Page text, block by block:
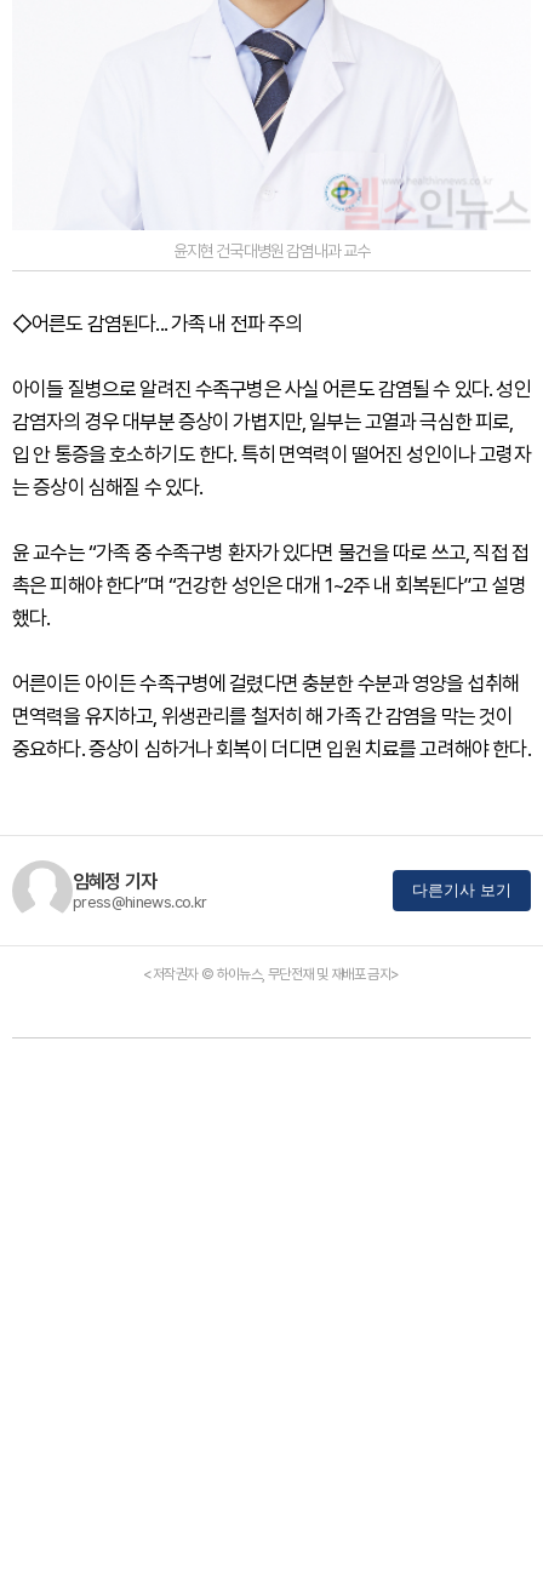
윤지현 건국대병원 감염내과 교수
◇어른도 감염된다... 가족 내 전파 주의
아이들 질병으로 알려진 수족구병은 사실 어른도 감염될 수 있다. 성인
감염자의 경우 대부분 증상이 가볍지만, 일부는 고열과 극심한 피로,
입 안 통증을 호소하기도 한다. 특히 면역력이 떨어진 성인이나 고령자
는 증상이 심해질 수 있다.
윤 교수는 “가족 중 수족구병 환자가 있다면 물건을 따로 쓰고, 직접 접
촉은 피해야 한다”며 “건강한 성인은 대개 1~2주 내 회복된다”고 설명
했다.
어른이든 아이든 수족구병에 걸렸다면 충분한 수분과 영양을 섭취해
면역력을 유지하고, 위생관리를 철저히 해 가족 간 감염을 막는 것이
중요하다. 증상이 심하거나 회복이 더디면 입원 치료를 고려해야 한다.
임혜정 기자
press@hinews.co.kr
다른기사 보기
<저작권자 © 하이뉴스, 무단전재 및 재배포 금지>